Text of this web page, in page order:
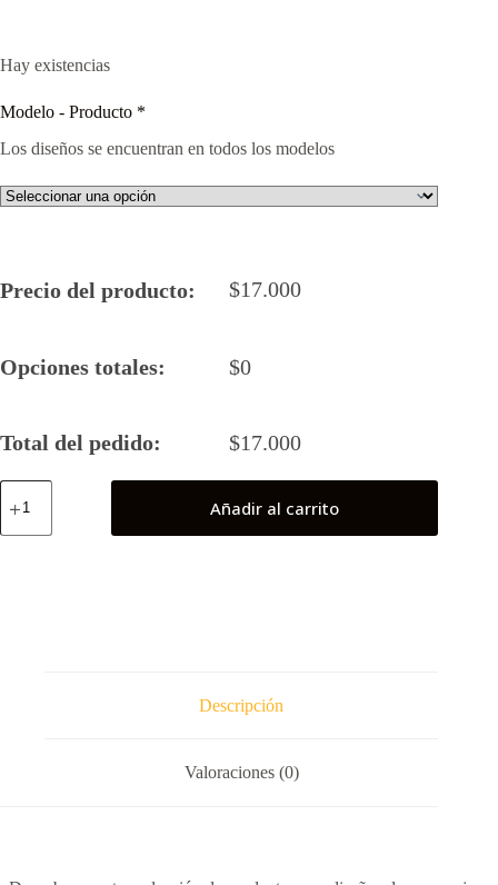
Hay existencias
Modelo - Producto *
Los diseños se encuentran en todos los modelos
Precio del producto: $17.000
Opciones totales: $0
Total del pedido: $17.000
Fénix
"Ikki"
Añadir al carrito
Descripción
Valoraciones (0)